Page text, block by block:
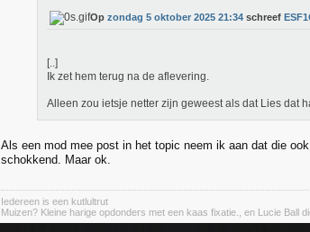
Op zondag 5 oktober 2025 21:34 schreef
[..]
Ik zet hem terug na de aflevering.
Alleen zou ietsje netter zijn geweest als dat Lies dat
Als een mod mee post in het topic neem ik aan dat die
schokkend. Maar ok.
Iedereen is een kutlultrut
Muizen? Kleine harige opdonders met een kaas fixatie., en Lucie Ball